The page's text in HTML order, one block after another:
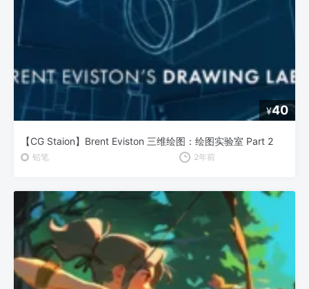
¥40
【CG Staion】Brent Eviston 三维绘图：绘图实验室 Part 2
铅笔 2年前